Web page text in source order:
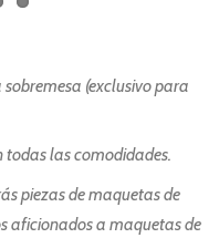
(exclusivo para
todas las comodidades.
piezas de maquetas de
aficionados a maquetas de